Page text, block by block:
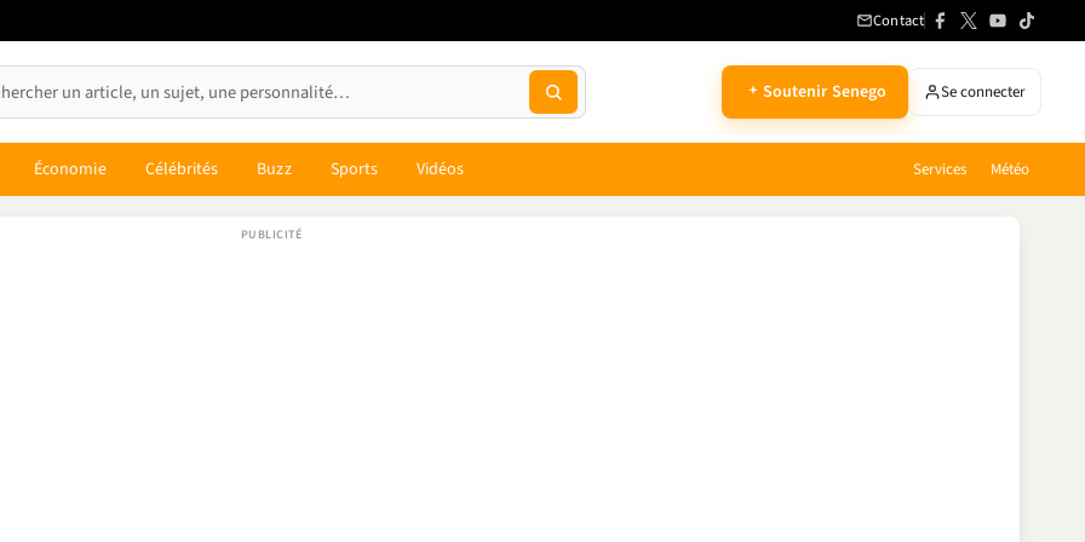
Contact
Soutenir Senego Se connecter
Économie Célébrités Buzz Sports Vidéos Services Météo